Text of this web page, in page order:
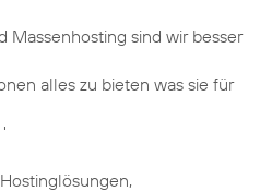
Massenhosting sind wir besser
alles zu bieten was sie für